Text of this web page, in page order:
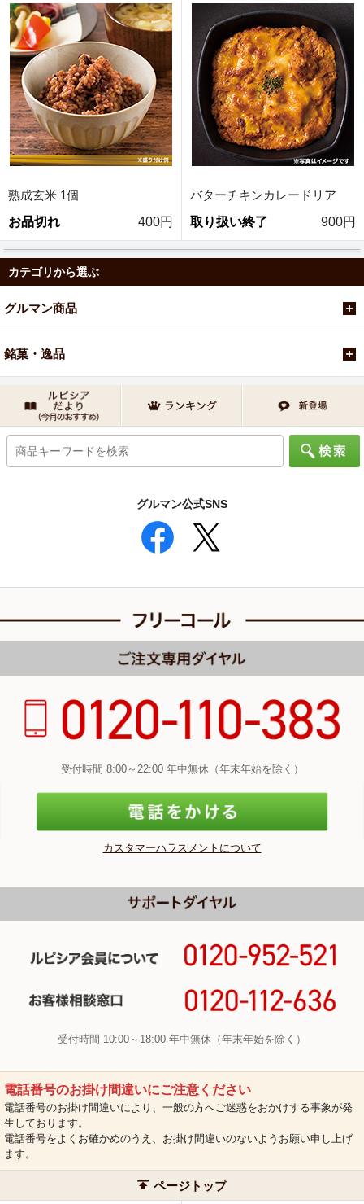
熟成玄米 1個
お品切れ
400円
バターチキンカレードリア
取り扱い終了
900円
カテゴリから選ぶ
グルマン商品
銘菓・逸品
グルマン公式SNS
受付時間 8:00～22:00 年中無休（年末年始を除く）
カスタマーハラスメントについて
受付時間 10:00～18:00 年中無休（年末年始を除く）
電話番号のお掛け間違いにご注意ください
電話番号のお掛け間違いにより、一般の方へご迷惑をおかけする事象が発
生しております。
電話番号をよくお確かめのうえ、お掛け間違いのないようお願い申し上げ
ます。
ページトップ